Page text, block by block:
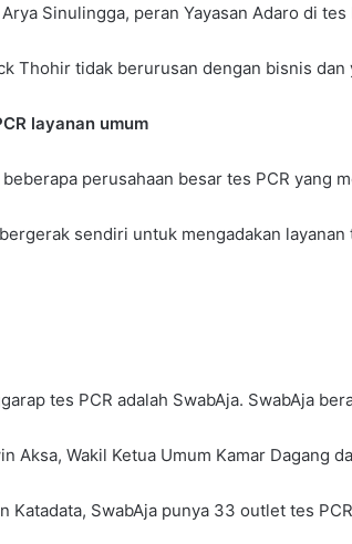
Sinulingga, peran Yayasan Adaro di tes
Thohir tidak berurusan dengan bisnis
layanan umum
perusahaan besar tes PCR yang
sendiri untuk mengadakan
tes PCR adalah SwabAja. SwabAja
Aksa, Wakil Ketua Umum Kamar Dagang
Katadata, SwabAja punya 33 outlet tes